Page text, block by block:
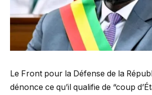
Le Front pour la Défense de la
dénonce ce qu’il qualifie de “coup